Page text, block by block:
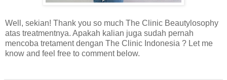
Well, sekian! Thank you so much The Clinic Beautylosophy
atas treatmentnya. Apakah kalian juga sudah pernah
mencoba tretament dengan The Clinic Indonesia ? Let me
know and feel free to comment below.